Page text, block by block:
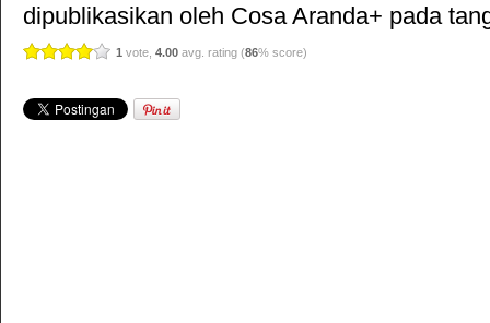
dipublikasikan oleh Cosa Aranda+ pada
1 vote, 4.00 avg. rating (86% score)